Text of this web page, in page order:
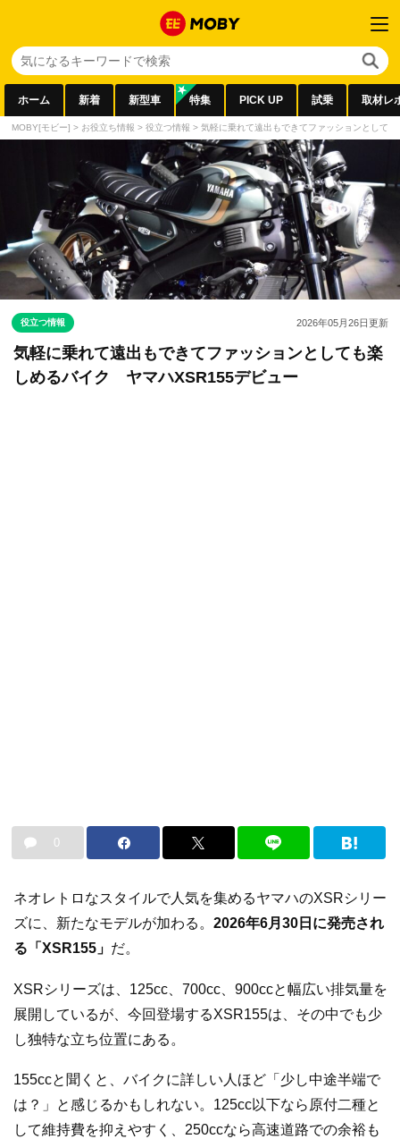
ホーム 新着 新型車 特集 PICK UP 試乗 取材レ
MOBY[モビー] > お役立ち情報 > 役立つ情報 > 気軽に乗れて遠出もできてファッションとして
役立つ情報 2026年05月26日更新
気軽に乗れて遠出もできてファッションとしても楽
しめるバイク ヤマハXSR155デビュー
0
ネオレトロなスタイルで人気を集めるヤマハのXSRシリー
ズに、新たなモデルが加わる。 2026年6月30日に発売され
る「XSR155」 だ。
XSRシリーズは、125cc、700cc、900ccと幅広い排気量を
展開しているが、今回登場するXSR155は、その中でも少
し独特な立ち位置にある。
155ccと聞くと、バイクに詳しい人ほど「少し中途半端で
は？」と感じるかもしれない。125cc以下なら原付二種と
して維持費を抑えやすく、250ccなら高速道路での余裕も